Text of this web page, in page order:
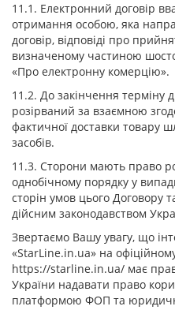
11.1. Електронний договір
отримання особою, яка
договір, відповіді про
визначеному частиною
«Про електронну комерцію».
11.2. До закінчення терміну
розірваний за взаємною
фактичної доставки товару
засобів.
11.3. Сторони мають право
однобічному порядку у
сторін умов цього Договору
дійсним законодавством
Звертаємо Вашу увагу, що
«StarLine.in.ua» на
https://starline.in.ua/ має
України надавати право
платформою ФОП та